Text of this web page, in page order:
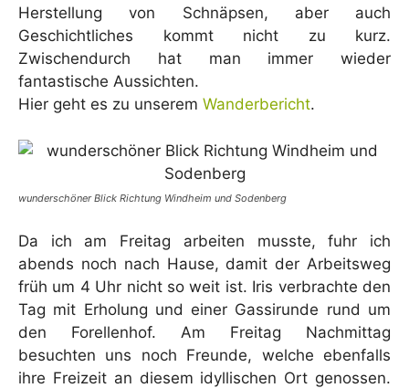
Herstellung von Schnäpsen, aber auch
Geschichtliches kommt nicht zu kurz.
Zwischendurch hat man immer wieder
fantastische Aussichten.
Hier geht es zu unserem Wanderbericht.
wunderschöner Blick Richtung Windheim und Sodenberg
Da ich am Freitag arbeiten musste, fuhr ich
abends noch nach Hause, damit der Arbeitsweg
früh um 4 Uhr nicht so weit ist. Iris verbrachte den
Tag mit Erholung und einer Gassirunde rund um
den Forellenhof. Am Freitag Nachmittag
besuchten uns noch Freunde, welche ebenfalls
ihre Freizeit an diesem idyllischen Ort genossen.